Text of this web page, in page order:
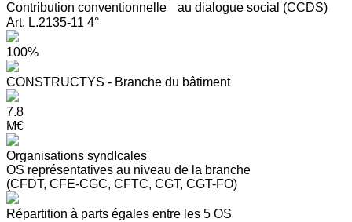
Contribution conventionnelle au dialogue social (CCDS)
Art. L.2135-11 4°
100%
CONSTRUCTYS - Branche du bâtiment
7.8
M€
Organisations syndIcales
OS représentatives au niveau de la branche
(CFDT, CFE-CGC, CFTC, CGT, CGT-FO)
Répartition à parts égales entre les 5 OS